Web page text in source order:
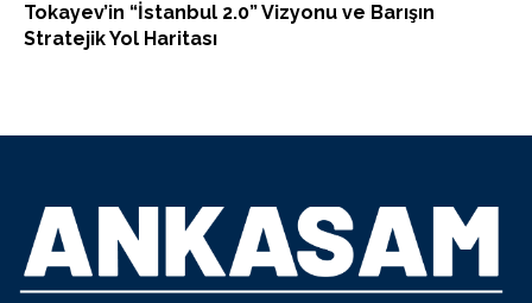
Tokayev’in “İstanbul 2.0” Vizyonu ve Barışın
Stratejik Yol Haritası